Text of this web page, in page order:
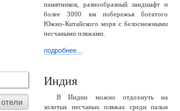
памятников, разнообразный ландшафт и
более 3000 км побережья богатого
Южно-Китайского моря с белоснежными
песчаными пляжами.
подробнее...
отели
Индия
В Индии можно отдохнуть на
золотых песчаных пляжах среди пальм